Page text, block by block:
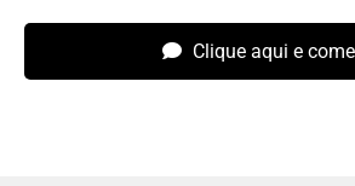
Clique aqui e